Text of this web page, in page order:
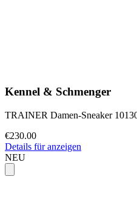
Kennel & Schmenger
TRAINER Damen-Sneaker
€230.00
Details für anzeigen
NEU